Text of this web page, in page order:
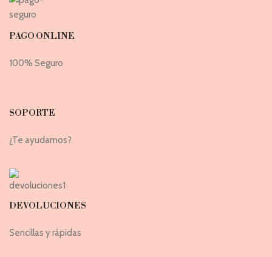
PAGO ONLINE
100% Seguro
SOPORTE
¿Te ayudamos?
DEVOLUCIONES
Sencillas y rápidas